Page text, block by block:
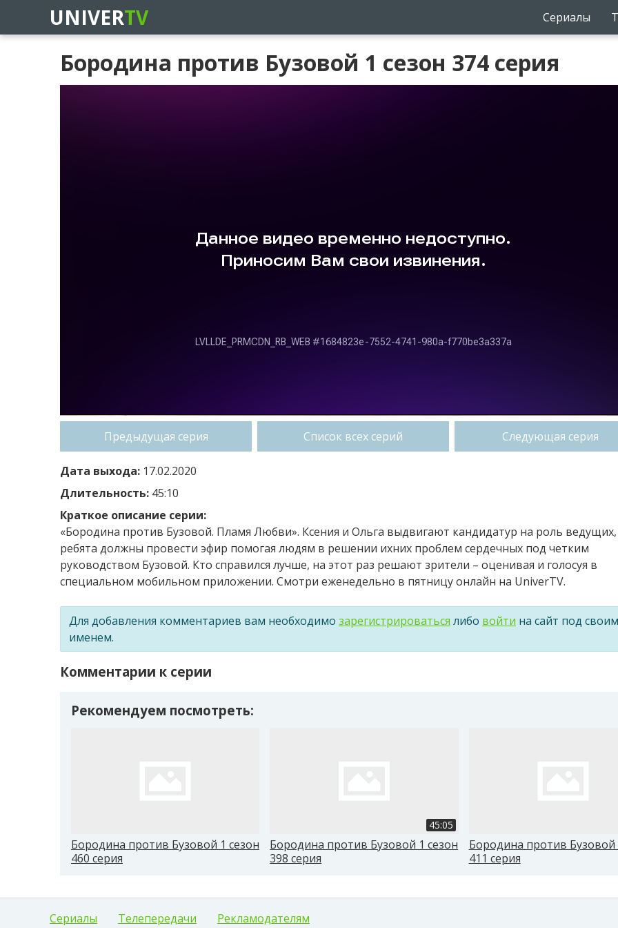
UNIVERTV Сериалы
Бородина против Бузовой 1 сезон 374 серия
Предыдущая серия Список всех серий Следующая серия
Дата выхода: 17.02.2020
Длительность: 45:10
Краткое описание серии:
«Бородина против Бузовой. Пламя Любви». Ксения и Ольга выдвигают кандидатур на роль
ребята должны провести эфир помогая людям в решении ихних проблем сердечных под четким
руководством Бузовой. Кто справился лучше, на этот раз решают зрители – оценивая и голосуя в
специальном мобильном приложении. Смотри еженедельно в пятницу онлайн на UniverTV.
Для добавления комментариев вам необходимо зарегистрироваться либо войти на сайт под своим
именем.
Комментарии к серии
Рекомендуем посмотреть:
Бородина против Бузовой 1 сезон
460 серия
45:05
Бородина против Бузовой 1 сезон
398 серия
Бородина против Бузовой
411 серия
Сериалы Телепередачи Рекламодателям